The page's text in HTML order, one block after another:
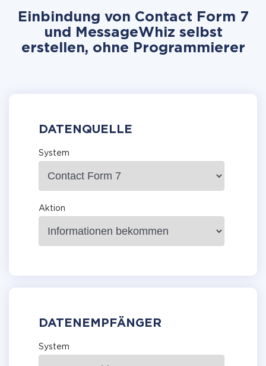
Einbindung von Contact Form 7
und MessageWhiz selbst
erstellen, ohne Programmierer
DATENQUELLE
System
Aktion
DATENEMPFÄNGER
System